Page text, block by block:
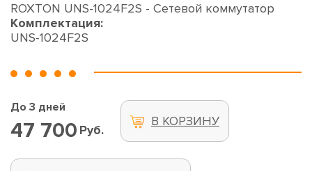
ROXTON UNS-1024F2S - Сетевой коммутатор
Комплектация:
UNS-1024F2S
До 3 дней
47 700 Руб.
В КОРЗИНУ